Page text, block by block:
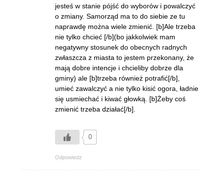
jesteś w stanie pójść do wyborów i powalczyć
o zmiany. Samorząd ma to do siebie ze tu
naprawdę można wiele zmienić. [b]Ale trzeba
nie tylko chcieć [/b](bo jakkolwiek mam
negatywny stosunek do obecnych radnych
zwłaszcza z miasta to jestem przekonany, że
mają dobre intencje i chcieliby dobrze dla
gminy) ale [b]trzeba również potrafić[/b],
umieć zawalczyć a nie tylko kisić ogora, ładnie
się usmiechać i kiwać głowką. [b]Żeby coś
zmienić trzeba działać[/b].
0
Odpowiedz